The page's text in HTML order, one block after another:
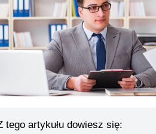
tego artykułu dowiesz się: